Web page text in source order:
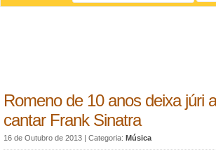
Romeno de 10 anos deixa júri
cantar Frank Sinatra
16 de Outubro de 2013 | Categoria: Música